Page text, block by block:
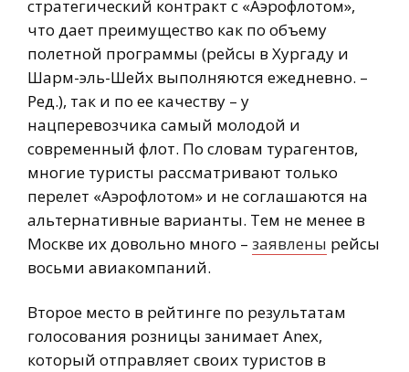
стратегический контракт с «Аэрофлотом»,
что дает преимущество как по объему
полетной программы (рейсы в Хургаду и
Шарм-эль-Шейх выполняются ежедневно. –
Ред.), так и по ее качеству – у
нацперевозчика самый молодой и
современный флот. По словам турагентов,
многие туристы рассматривают только
перелет «Аэрофлотом» и не соглашаются на
альтернативные варианты. Тем не менее в
Москве их довольно много – заявлены рейсы
восьми авиакомпаний.
Второе место в рейтинге по результатам
голосования розницы занимает Anex,
который отправляет своих туристов в